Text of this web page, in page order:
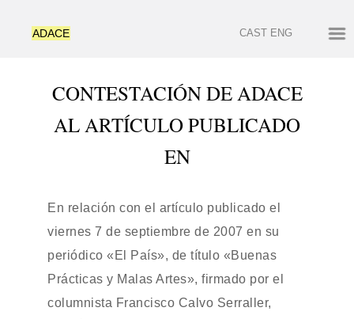
ADACE CAST ENG
CONTESTACIÓN DE ADACE
AL ARTÍCULO PUBLICADO
EN
En relación con el artículo publicado el
viernes 7 de septiembre de 2007 en su
periódico «El País», de título «Buenas
Prácticas y Malas Artes», firmado por el
columnista Francisco Calvo Serraller,